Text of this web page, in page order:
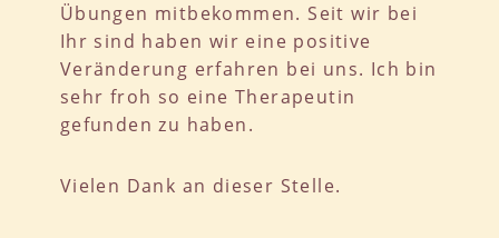
Übungen mitbekommen. Seit wir bei
Ihr sind haben wir eine positive
Veränderung erfahren bei uns. Ich bin
sehr froh so eine Therapeutin
gefunden zu haben.
Vielen Dank an dieser Stelle.